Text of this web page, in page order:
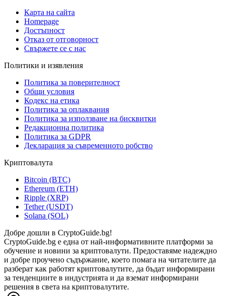
Карта на сайта
Homepage
Достъпност
Отказ от отговорност
Свържете се с нас
Политики и изявления
Политика за поверителност
Общи условия
Кодекс на етика
Политика за оплаквания
Политика за използване на бисквитки
Редакционна политика
Политика за GDPR
Декларация за съвременното робство
Криптовалута
Bitcoin (BTC)
Ethereum (ETH)
Ripple (XRP)
Tether (USDT)
Solana (SOL)
Добре дошли в CryptoGuide.bg!
CryptoGuide.bg е една от най-информативните платформи за
обучение и новини за криптовалути. Предоставяме надеждно
и добре проучено съдържание, което помага на читателите да
разберат как работят криптовалутите, да бъдат информирани
за тенденциите в индустрията и да вземат информирани
решения в света на криптовалутите.